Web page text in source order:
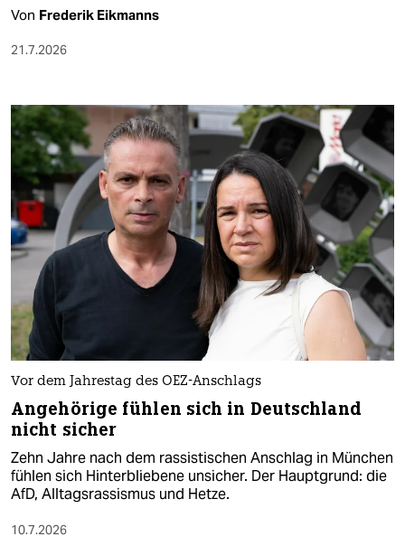
Von Frederik Eikmanns
21.7.2026
Vor dem Jahrestag des OEZ-Anschlags
Angehörige fühlen sich in Deutschland
nicht sicher
Zehn Jahre nach dem rassistischen Anschlag in München
fühlen sich Hinterbliebene unsicher. Der Hauptgrund: die
AfD, Alltagsrassismus und Hetze.
10.7.2026